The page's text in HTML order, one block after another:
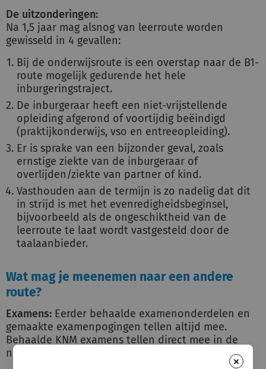
×
De uitzonderingen:
Na 1,5 jaar mag alsnog van leerroute worden
gewisseld in 4 gevallen:
Bij de onderwijsroute is een overstap naar de B1-
route mogelijk gedurende het hele
inburgeringstraject.
De inburgeraar heeft een niet-vrijstellende
opleiding afgerond of voortijdig beëindigd
(praktijkonderwijs, vso en entreeopleiding).
Er is sprake van een bijzonder geval, zoals
ernstige ziekte van de inburgeraar of
overlijden/ziekte van partner of kind.
Vasthouden aan de termijn is zo nadelig dat dit
in strijd is met het evenredigheidsbeginsel,
bijvoorbeeld als de ongeschiktheid van de
leerroute te laat wordt vastgesteld door de
taalaanbieder.
Wat mag je meenemen naar een andere
route?
Examens: Eerder behaalde examenonderdelen en
gemaakte examenpogingen tellen altijd mee.
Behaalde KNM examens tellen direct mee in de
nieuwe route.